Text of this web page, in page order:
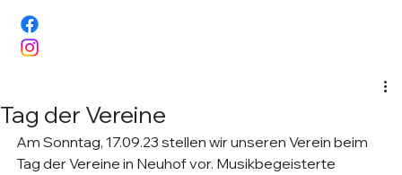
Tag der Vereine
Am Sonntag, 17.09.23 stellen wir unseren Verein beim
Tag der Vereine in Neuhof vor. Musikbegeisterte